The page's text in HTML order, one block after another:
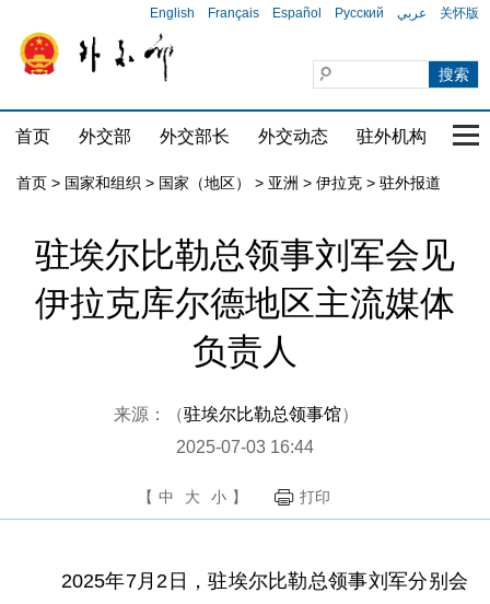
English Français Español Русский عربي 关怀版
首页 外交部 外交部长 外交动态 驻外机构 国
首页 > 国家和组织 > 国家（地区） > 亚洲 > 伊拉克 > 驻外报道
驻埃尔比勒总领事刘军会见
伊拉克库尔德地区主流媒体
负责人
来源：（驻埃尔比勒总领事馆）
2025-07-03 16:44
【 中 大 小 】 打印
2025年7月2日，驻埃尔比勒总领事刘军分别会